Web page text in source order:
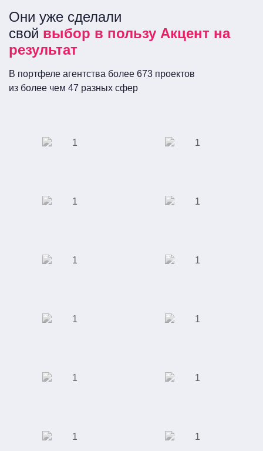
Они уже сделали
свой выбор в пользу Акцент на
результат
В портфеле агентства более 673 проектов
из более чем 47 разных сфер